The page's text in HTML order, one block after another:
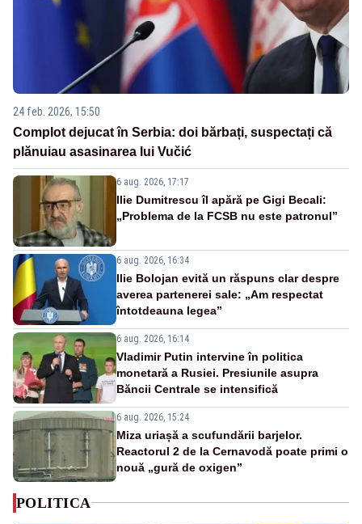
24 feb. 2026, 15:50
Complot dejucat în Serbia: doi bărbați, suspectați că
plănuiau asasinarea lui Vučić
6 aug. 2026, 17:17
Ilie Dumitrescu îl apără pe Gigi Becali:
„Problema de la FCSB nu este patronul”
6 aug. 2026, 16:34
Ilie Bolojan evită un răspuns clar despre
averea partenerei sale: „Am respectat
întotdeauna legea”
6 aug. 2026, 16:14
Vladimir Putin intervine în politica
monetară a Rusiei. Presiunile asupra
Băncii Centrale se intensifică
6 aug. 2026, 15:24
Miza uriașă a scufundării barjelor.
Reactorul 2 de la Cernavodă poate primi o
nouă „gură de oxigen”
POLITICA